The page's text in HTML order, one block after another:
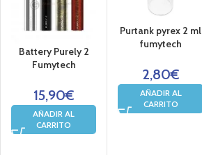
Tanque PURTANK 2 ML
Batería Purely 2 1600 mA
Cable micro usb
1 líquido 10 ml
Battery Purely 2
Fumytech
15,90€
AÑADIR AL
CARRITO
Purtank pyrex 2 ml
fumytech
2,80€
AÑADIR AL
CARRITO